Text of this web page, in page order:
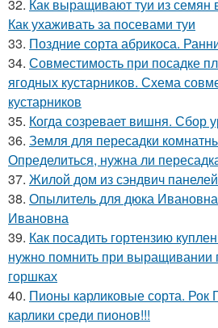
32. Как выращивают туи из семян
Как ухаживать за посевами туи
33. Поздние сорта абрикоса.
34. Совместимость при посадке
ягодных кустарников. Схема
кустарников
35. Когда созревает вишня. Сбор
36. Земля для пересадки
Определиться, нужна ли
37. Жилой дом из сэндвич
38. Опылитель для дюка
Ивановна
39. Как посадить гортензию
нужно помнить при выращивании
горшках
40. Пионы карликовые сорта. Рок
карлики среди пионов!!!